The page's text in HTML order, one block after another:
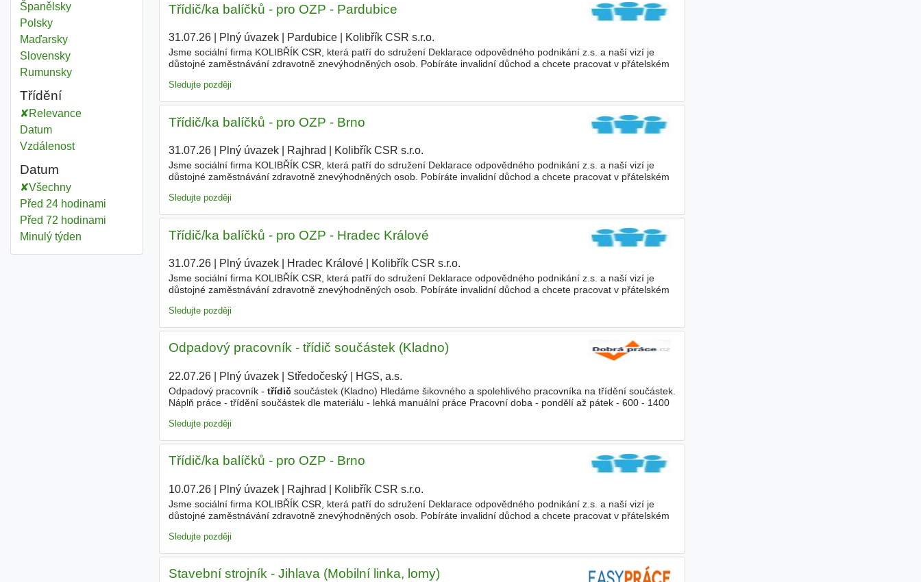
Španělsky
Polsky
Maďarsky
Slovensky
Rumunsky
Třídění
Relevance
Datum
Vzdálenost
Datum
Všechny
Před 24 hodinami
Před 72 hodinami
Minulý týden
Třídič/ka balíčků - pro OZP - Pardubice
31.07.26| Plný úvazek| Pardubice| Kolibřík CSR s.r.o.
Jsme sociální firma KOLIBŘÍK CSR, která patří do sdružení Deklarace odpovědného podnikání z.s. a naší vizí je
důstojné zaměstnávání zdravotně znevýhodněných osob. Pobíráte invalidní důchod a chcete pracovat v přátelském
Sledujte později
Třídič/ka balíčků - pro OZP - Brno
31.07.26| Plný úvazek| Rajhrad Kolibřík CSR s.r.o.
Jsme sociální firma KOLIBŘÍK CSR, která patří do sdružení Deklarace odpovědného podnikání z.s. a naší vizí je
důstojné zaměstnávání zdravotně znevýhodněných osob. Pobíráte invalidní důchod a chcete pracovat v přátelském
Sledujte později
Třídič/ka balíčků - pro OZP - Hradec Králové
31.07.26| Plný úvazek| Hradec Králové| Kolibřík CSR s.r.o.
Jsme sociální firma KOLIBŘÍK CSR, která patří do sdružení Deklarace odpovědného podnikání z.s. a naší vizí je
důstojné zaměstnávání zdravotně znevýhodněných osob. Pobíráte invalidní důchod a chcete pracovat v přátelském
Sledujte později
Odpadový pracovník - třídič součástek (Kladno)
22.07.26| Plný úvazek| Středočeský| HGS, a.s.
Odpadový pracovník - třídičsoučástek (Kladno) Hledáme šikovného a spolehlivého pracovníka na třídění součástek.
Náplň práce - třídění součástek dle materiálu - lehká manuální práce Pracovní doba - pondělí až pátek - 600 - 1400
Sledujte později
Třídič/ka balíčků - pro OZP - Brno
10.07.26| Plný úvazek| Rajhrad Kolibřík CSR s.r.o.
Jsme sociální firma KOLIBŘÍK CSR, která patří do sdružení Deklarace odpovědného podnikání z.s. a naší vizí je
důstojné zaměstnávání zdravotně znevýhodněných osob. Pobíráte invalidní důchod a chcete pracovat v přátelském
Sledujte později
Stavební strojník - Jihlava (Mobilní linka, lomy)